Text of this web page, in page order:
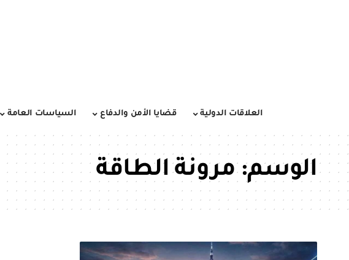
العلاقات الدولية قضايا الأمن والدفاع السياسات العامة
الوسم:مرونة الطاقة